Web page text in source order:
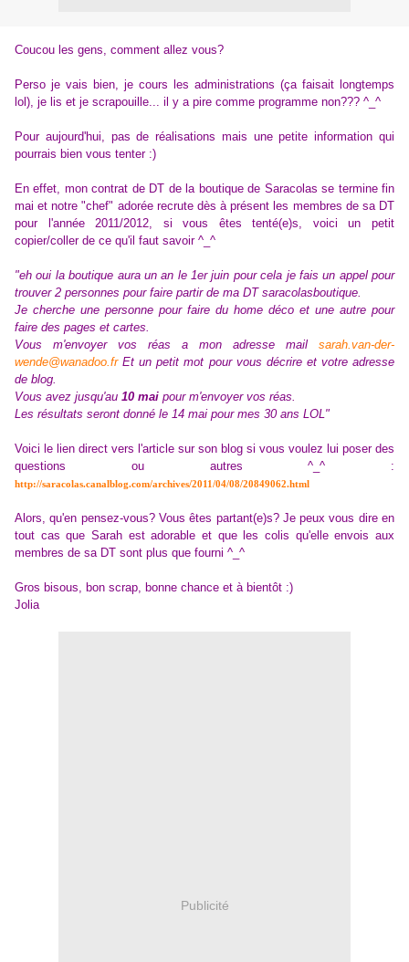
Coucou les gens, comment allez vous?
Perso je vais bien, je cours les administrations (ça faisait longtemps
lol), je lis et je scrapouille... il y a pire comme programme non??? ^_^
Pour aujourd'hui, pas de réalisations mais une petite information qui
pourrais bien vous tenter :)
En effet, mon contrat de DT de la boutique de Saracolas se termine fin
mai et notre "chef" adorée recrute dès à présent les membres de sa DT
pour l'année 2011/2012, si vous êtes tenté(e)s, voici un petit
copier/coller de ce qu'il faut savoir ^_^
"eh oui la boutique aura un an le 1er juin pour cela je fais un appel pour
trouver 2 personnes pour faire partir de ma DT saracolasboutique.
Je cherche une personne pour faire du home déco et une autre pour
faire des pages et cartes.
Vous m'envoyer vos réas a mon adresse mail sarah.van-der-
wende@wanadoo.frEt un petit mot pour vous décrire et votre adresse
de blog.
Vous avez jusqu'au 10 mai pour m'envoyer vos réas.
Les résultats seront donné le 14 mai pour mes 30 ans LOL"
Voici le lien direct vers l'article sur son blog si vous voulez lui poser des
questions ou autres ^_^ :
http://saracolas.canalblog.com/archives/2011/04/08/20849062.html
Alors, qu'en pensez-vous? Vous êtes partant(e)s? Je peux vous dire en
tout cas que Sarah est adorable et que les colis qu'elle envois aux
membres de sa DT sont plus que fourni ^_^
Gros bisous, bon scrap, bonne chance et à bientôt :)
Jolia
Publicité